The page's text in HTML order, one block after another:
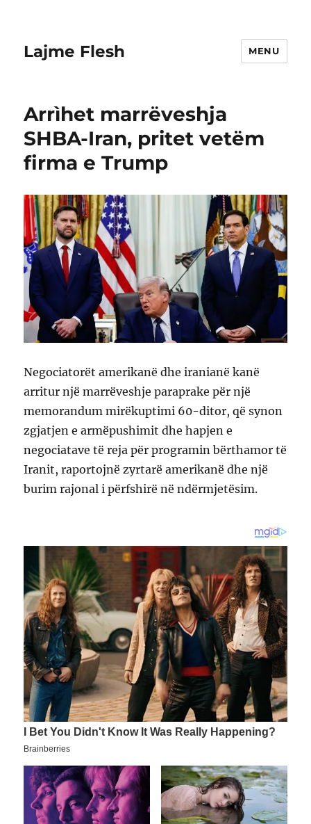
Lajme Flesh MENU
Arrìhet marrëveshja
SHBA-Iran, pritet vetëm
firma e Trump
Negociatorët amerikanë dhe iranianë kanë
arritur një marrëveshje paraprake për një
memorandum mirëkuptimi 60-ditor, që synon
zgjatjen e armëpushimit dhe hapjen e
negociatave të reja për programin bërthamor të
Iranit, raportojnë zyrtarë amerikanë dhe një
burim rajonal i përfshirë në ndërmjetësim.